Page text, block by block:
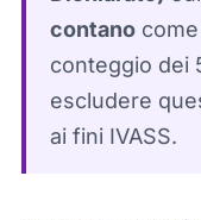
contanocome
conteggio dei
escludere
ai fini IVASS.